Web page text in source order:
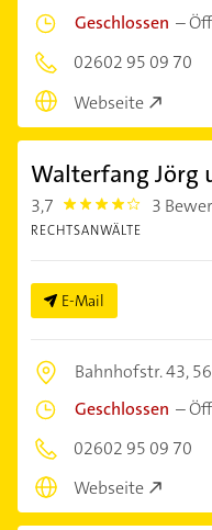
Geschlossen –
02602 95 09 70
Webseite
Walterfang Jörg
3,7 3.7 3
RECHTSANWÄLTE
E-Mail
Bahnhofstr. 43,
Geschlossen –
02602 95 09 70
Webseite